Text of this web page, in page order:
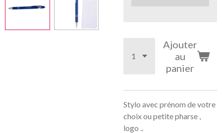
Ajouter
au
panier
Stylo avec prénom de votre
choix ou petite pharse ,
logo ..